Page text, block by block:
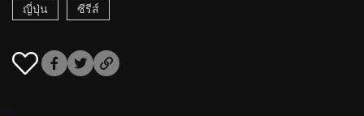
ญี่ปุ่น ซีรีส์